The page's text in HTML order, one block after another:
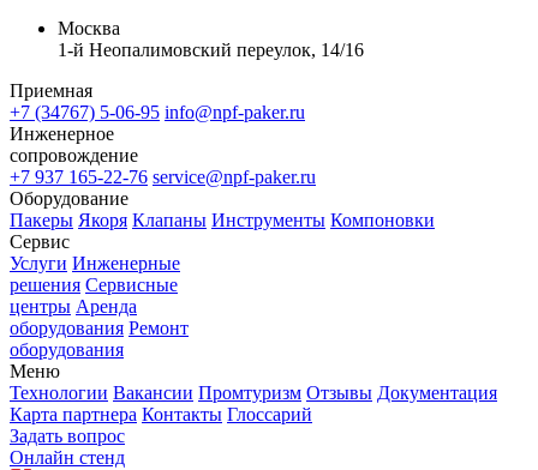
Москва
1-й Неопалимовский переулок, 14/16
Приемная
+7 (34767) 5-06-95 info@npf-paker.ru
Инженерное
сопровождение
+7 937 165-22-76 service@npf-paker.ru
Оборудование
Пакеры Якоря Клапаны Инструменты Компоновки
Сервис
Услуги Инженерные
решения Сервисные
центры Аренда
оборудования Ремонт
оборудования
Меню
Технологии Вакансии Промтуризм Отзывы Документация
Карта партнера Контакты Глоссарий
Задать вопрос
Онлайн стенд